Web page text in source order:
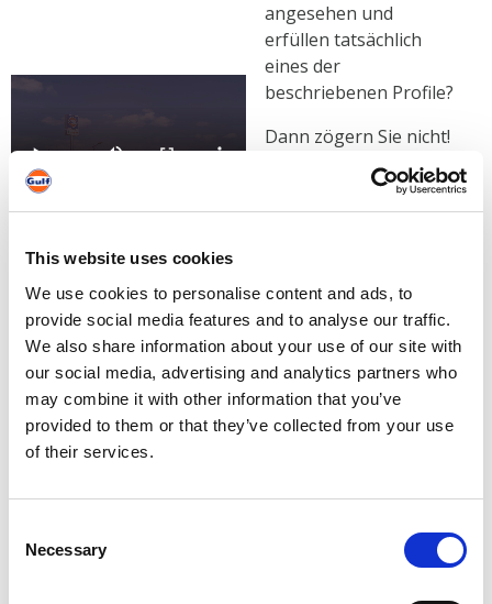
This website uses cookies
We use cookies to personalise content and ads, to
provide social media features and to analyse our traffic.
We also share information about your use of our site with
our social media, advertising and analytics partners who
may combine it with other information that you’ve
provided to them or that they’ve collected from your use
of their services.
Selection
Necessary
angesehen und
erfüllen tatsächlich
eines der
beschriebenen Profile?
Dann zögern Sie nicht!
Bitte klicken Sie auf
einen der unten
stehenden Links und
Bewerbung zu
(Lebenslauf und
Anschreiben).
Wir garantieren die
strenge Vertraulichkeit
bereits jetzt für Ihr